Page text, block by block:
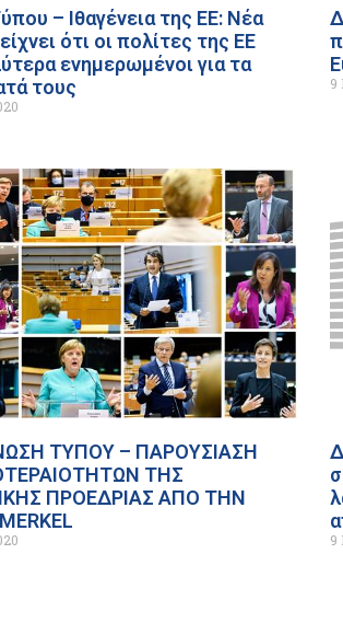
– Ιθαγένεια της ΕΕ: Νέα
ότι οι πολίτες της ΕΕ
ενημερωμένοι για τα
τους
9
ΤΥΠΟΥ – ΠΑΡΟΥΣΙΑΣΗ
ΤΗΣ
ΠΡΟΕΔΡΙΑΣ ΑΠΟ ΤΗΝ
9